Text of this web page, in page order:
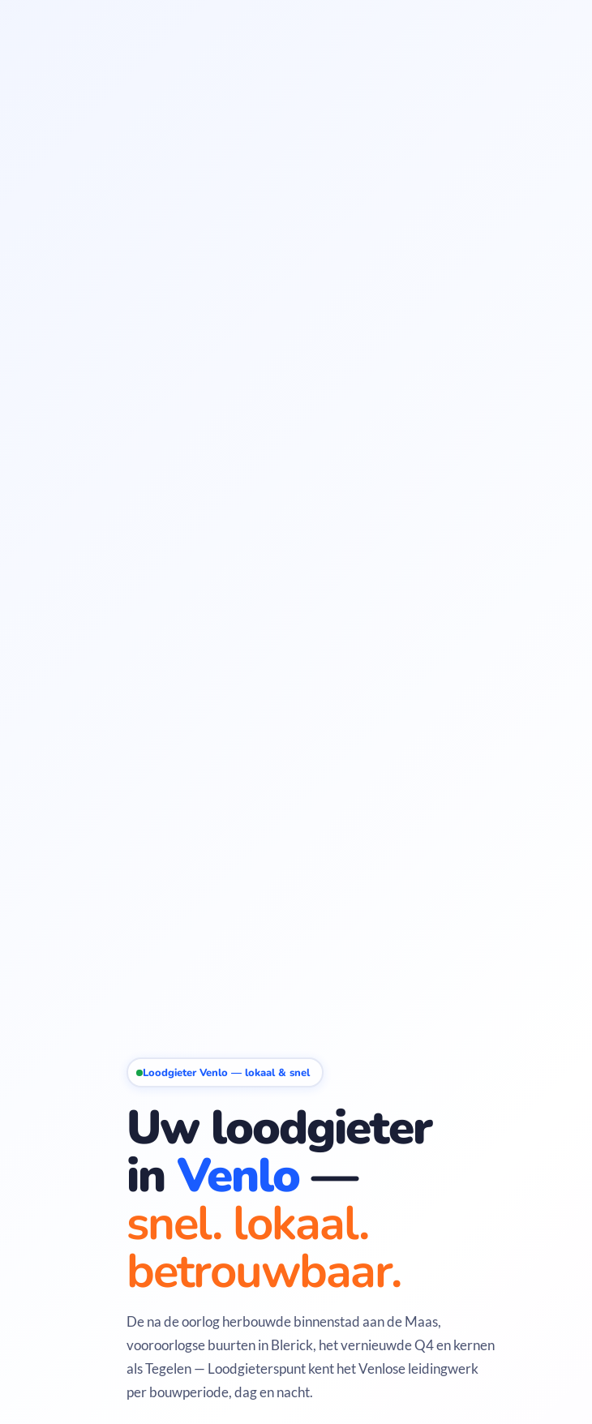
Loodgieter Venlo — lokaal & snel
Uw loodgieter
in Venlo—
snel. lokaal.
betrouwbaar.
De na de oorlog herbouwde binnenstad aan de Maas,
vooroorlogse buurten in Blerick, het vernieuwde Q4 en kernen
als Tegelen — Loodgieterspunt kent het Venlose leidingwerk
per bouwperiode, dag en nacht.